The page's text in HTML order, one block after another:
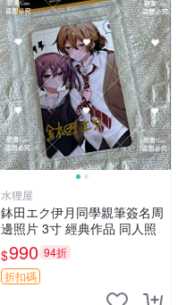
水狸屋
鉢田エク伊月同學親筆簽名周
邊照片 3寸 經典作品 同人照
$990 94折
折扣碼